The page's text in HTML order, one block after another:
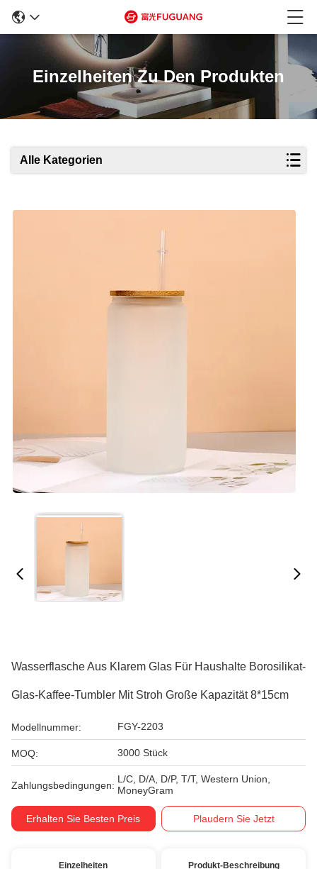
Einzelheiten Zu Den Produkten
Alle Kategorien
Wasserflasche Aus Klarem Glas Für Haushalte Borosilikat-
Glas-Kaffee-Tumbler Mit Stroh Große Kapazität 8*15cm
Modellnummer: FGY-2203
MOQ: 3000 Stück
Zahlungsbedingungen:
L/C, D/A, D/P, T/T, Western Union,
MoneyGram
Erhalten Sie Besten Preis Plaudern Sie Jetzt
Einzelheiten Produkt-Beschreibung